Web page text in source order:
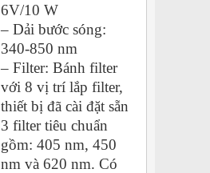
6V/10 W
– Dải bước sóng:
340-850 nm
– Filter: Bánh filter
với 8 vị trí lắp filter,
thiết bị đã cài đặt sẵn
3 filter tiêu chuẩn
gồm: 405 nm, 450
nm và 620 nm. Có